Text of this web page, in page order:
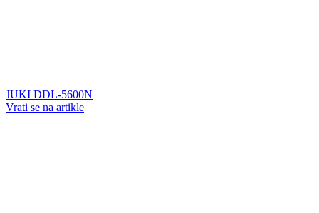
JUKI DDL-5600N
Vrati se na artikle